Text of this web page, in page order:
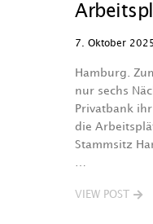
7. Oktober
Hamburg.
nur sechs
Privatbank
die
Stammsitz
VIEW POST